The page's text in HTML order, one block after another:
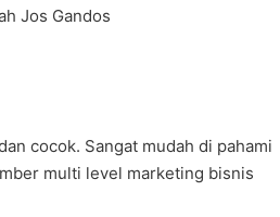
cocok. Sangat mudah di pahami
multi level marketing bisnis